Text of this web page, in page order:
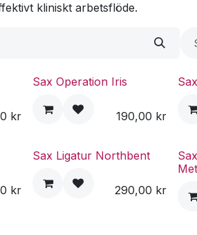
kliniskt arbetsflöde.
kr
Sax Operation Iris
190,00 kr
kr
Sax Ligatur Northbent
290,00 kr